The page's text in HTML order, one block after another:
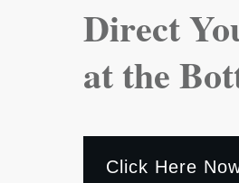
Direct
at the
Click Here